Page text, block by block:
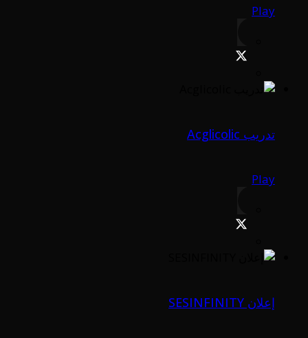
Play
تدريب Acglicolic
Play
إعلان SESINFINITY